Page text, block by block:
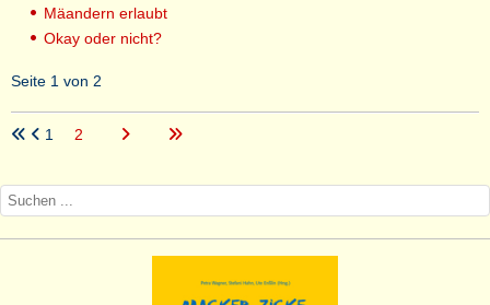
Mäandern erlaubt
Okay oder nicht?
Seite 1 von 2
1 2